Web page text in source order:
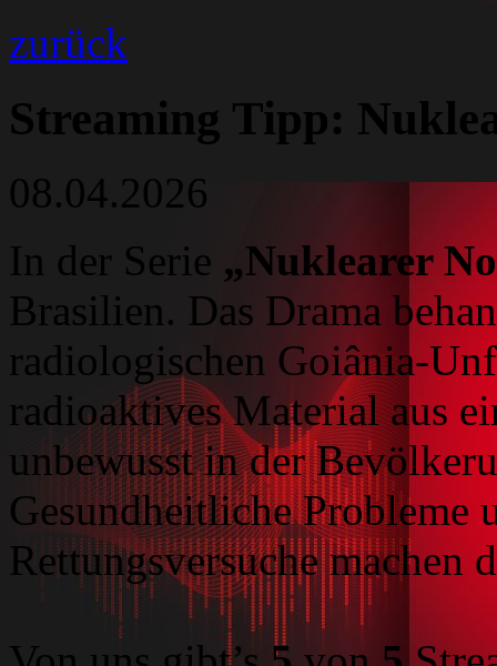
zurück
Streaming Tipp:
08.04.2026
In der Serie „Nuklearer
Brasilien. Das Drama
radiologischen Goiânia-
radioaktives Material aus
unbewusst in der
Gesundheitliche Probleme
Rettungsversuche machen